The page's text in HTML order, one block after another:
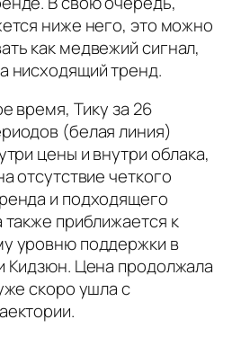
ниже него, это можно
как медвежий сигнал,
нисходящий тренд.
время, Тику за 26
(белая линия)
цены и внутри облака,
отсутствие четкого
и подходящего
приближается к
уровню поддержки в
Кидзюн. Цена продолжала
скоро ушла с